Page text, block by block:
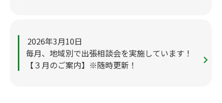
2026年3月10日
毎月、地域別で出張相談会を実施しています！
【３月のご案内】※随時更新！